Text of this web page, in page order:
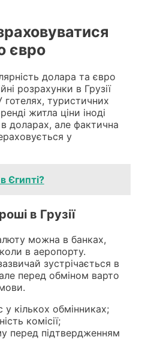
євро
долара та євро
розрахунки в Грузії
готелях, туристичних
житла ціни іноді
доларах, але фактична
у
Єгипті?
в Грузії
можна в банках,
в аеропорту.
зустрічається в
перед обміном варто
у кількох обмінниках;
комісії;
перед підтвердженням